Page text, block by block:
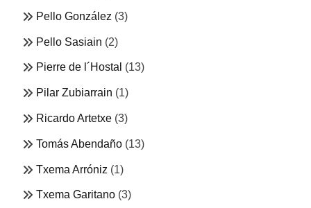
Pello González (3)
Pello Sasiain (2)
Pierre de l´Hostal (13)
Pilar Zubiarrain (1)
Ricardo Artetxe (3)
Tomás Abendaño (13)
Txema Arróniz (1)
Txema Garitano (3)